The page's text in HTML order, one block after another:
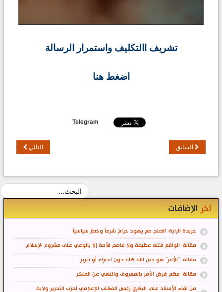
تشريف االتكليف واستمرار الرسالة
اضغط هنا
Telegram
السابق التالي
آخر الإضافات
جريدة الراية: الصلح مع يهود حرامٌ شرعاً وخطرٌ سياسياً
مقالة: الواقع فتنه عظيمة ولا عاصم للأمة إلا بالوعي على مشروع الإسلام
مقالة: "الأمر" هو دين الله كله دون اجتزاء أو تبرير
مقالة: عِظم فرض الأمر بالمعروف والنهي عن المنكر
من لقاء الأستاذ علي البكري رئيس المكتب الإعلامي لحزب التحرير ولاية